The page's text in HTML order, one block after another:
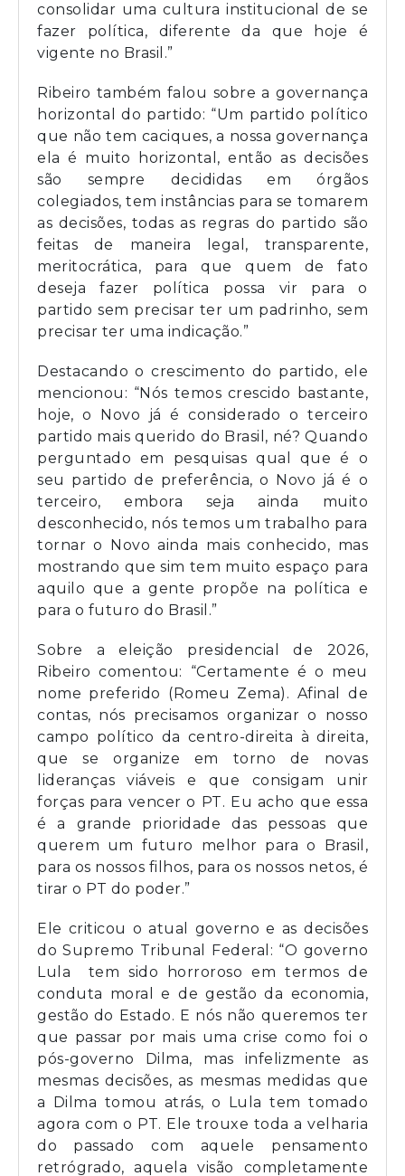
consolidar uma cultura institucional de se
fazer política, diferente da que hoje é
vigente no Brasil.”
Ribeiro também falou sobre a governança
horizontal do partido: “Um partido político
que não tem caciques, a nossa governança
ela é muito horizontal, então as decisões
são sempre decididas em órgãos
colegiados, tem instâncias para se tomarem
as decisões, todas as regras do partido são
feitas de maneira legal, transparente,
meritocrática, para que quem de fato
deseja fazer política possa vir para o
partido sem precisar ter um padrinho, sem
precisar ter uma indicação.”
Destacando o crescimento do partido, ele
mencionou: “Nós temos crescido bastante,
hoje, o Novo já é considerado o terceiro
partido mais querido do Brasil, né? Quando
perguntado em pesquisas qual que é o
seu partido de preferência, o Novo já é o
terceiro, embora seja ainda muito
desconhecido, nós temos um trabalho para
tornar o Novo ainda mais conhecido, mas
mostrando que sim tem muito espaço para
aquilo que a gente propõe na política e
para o futuro do Brasil.”
Sobre a eleição presidencial de 2026,
Ribeiro comentou: “Certamente é o meu
nome preferido (Romeu Zema). Afinal de
contas, nós precisamos organizar o nosso
campo político da centro-direita à direita,
que se organize em torno de novas
lideranças viáveis e que consigam unir
forças para vencer o PT. Eu acho que essa
é a grande prioridade das pessoas que
querem um futuro melhor para o Brasil,
para os nossos filhos, para os nossos netos, é
tirar o PT do poder.”
Ele criticou o atual governo e as decisões
do Supremo Tribunal Federal: “O governo
Lula tem sido horroroso em termos de
conduta moral e de gestão da economia,
gestão do Estado. E nós não queremos ter
que passar por mais uma crise como foi o
pós-governo Dilma, mas infelizmente as
mesmas decisões, as mesmas medidas que
a Dilma tomou atrás, o Lula tem tomado
agora com o PT. Ele trouxe toda a velharia
do passado com aquele pensamento
retrógrado, aquela visão completamente